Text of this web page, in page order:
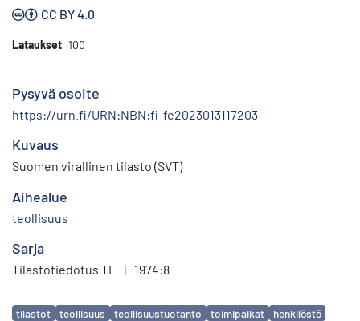
CC BY 4.0
Lataukset 100
Pysyvä osoite
https://urn.fi/URN:NBN:fi-fe2023013117203
Kuvaus
Suomen virallinen tilasto (SVT)
Aihealue
teollisuus
Sarja
Tilastotiedotus TE | 1974:8
Avainsanat
tilastot teollisuus teollisuustuotanto toimipaikat
henkilöstö